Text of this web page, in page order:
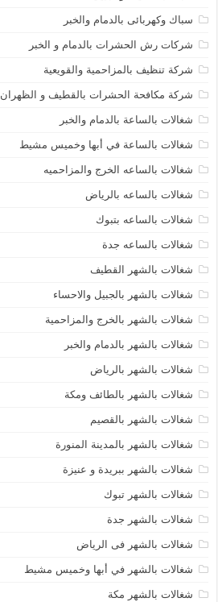
سباك وكهربائى بالدمام والخبر
شركات رش الحشرات بالدمام و الخبر
شركة تنظيف بالمزاحمية والقويعية
شركة مكافحة الحشرات بالقطيف و الظهران
شغالات بالساعة بالدمام والخبر
شغالات بالساعة في أبها وخميس مشيط
شغالات بالساعه الخرج والمزاحميه
شغالات بالساعه بالرياض
شغالات بالساعه بتبوك
شغالات بالساعه جدة
شغالات بالشهر القطيف
شغالات بالشهر بالجبيل والاحساء
شغالات بالشهر بالخرج والمزاحمية
شغالات بالشهر بالدمام والخبر
شغالات بالشهر بالرياض
شغالات بالشهر بالطائف ومكة
شغالات بالشهر بالقصيم
شغالات بالشهر بالمدينة المنورة
شغالات بالشهر ببريدة و عنيزة
شغالات بالشهر تبوك
شغالات بالشهر جدة
شغالات بالشهر فى الرياض
شغالات بالشهر في أبها وخميس مشيط
شغالات بالشهر مكة